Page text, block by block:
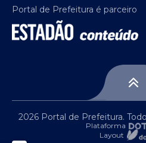
prazo poderá ser
vez por igual período.
Portal de Prefeitura é parceiro
2026 Portal de Prefeitura.
Plataforma
Layout